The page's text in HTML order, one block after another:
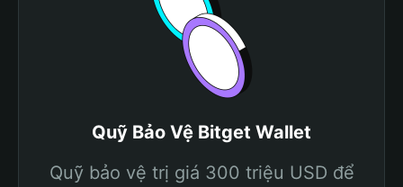
Quỹ Bảo Vệ Bitget Wallet
Quỹ bảo vệ trị giá 300 triệu USD để